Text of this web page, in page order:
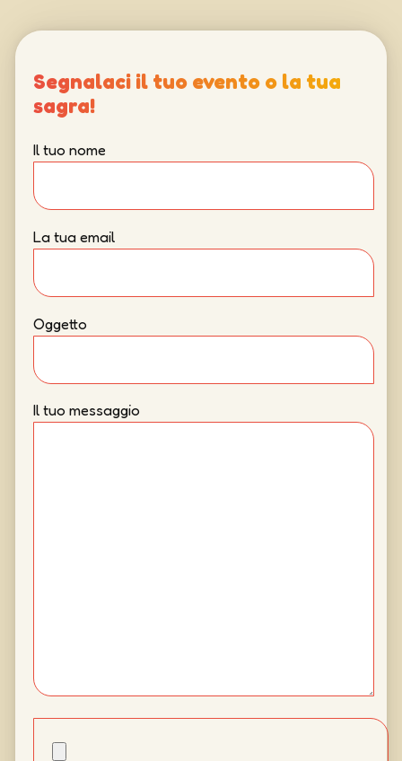
Segnalaci il tuo evento o la tua
sagra!
Il tuo nome
La tua email
Oggetto
Il tuo messaggio